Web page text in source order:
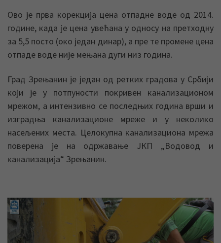
Ово је прва корекција цена отпадне воде од 2014.
године, када је цена увећана у односу на претходну
за 5,5 посто (око један динар), а пре те промене цена
отпаде воде није мењана дуги низ година.
Град Зрењанин је један од ретких градова у Србији
који је у потпуности покривен канализационом
мрежом, а интензивно се последњих година врши и
изградња канализационе мреже и у неколико
насељених места. Целокупна канализациона мрежа
поверена је на одржавање ЈКП „Водовод и
канализација“ Зрењанин.